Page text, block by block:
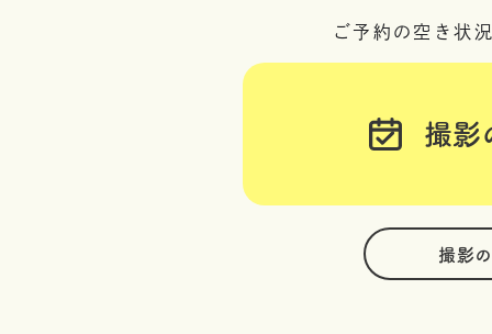
ご予約の空き状
撮影
撮影